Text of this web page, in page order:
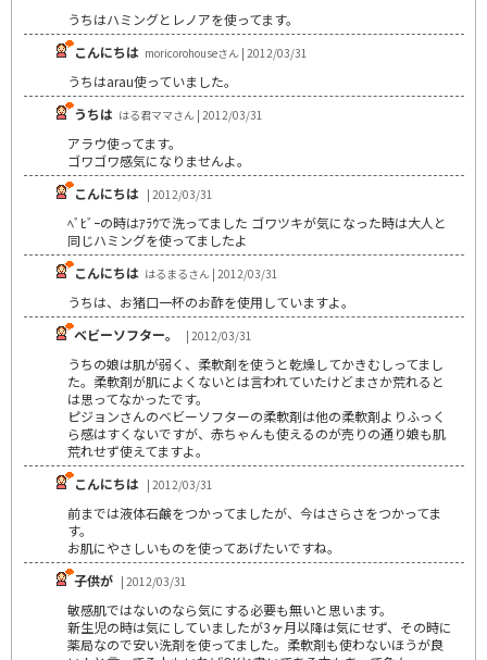
うちはハミングとレノアを使ってます。
こんにちは moricorohouseさん | 2012/03/31
うちはarau使っていました。
うちは はる君ママさん | 2012/03/31
アラウ使ってます。
ゴワゴワ感気になりませんよ。
こんにちは | 2012/03/31
ﾍﾞﾋﾞｰの時はｱﾗｳで洗ってました ゴワツキが気になった時は大人と
同じハミングを使ってましたよ
こんにちは はるまるさん | 2012/03/31
うちは、お猪口一杯のお酢を使用していますよ。
ベビーソフター。
| 2012/03/31
うちの娘は肌が弱く、柔軟剤を使うと乾燥してかきむしってまし
た。柔軟剤が肌によくないとは言われていたけどまさか荒れると
は思ってなかったです。
ピジョンさんのベビーソフターの柔軟剤は他の柔軟剤よりふっく
ら感はすくないですが、赤ちゃんも使えるのが売りの通り娘も肌
荒れせず使えてますよ。
こんにちは | 2012/03/31
前までは液体石鹸をつかってましたが、今はさらさをつかってま
す。
お肌にやさしいものを使ってあげたいですね。
子供が | 2012/03/31
敏感肌ではないのなら気にする必要も無いと思います。
新生児の時は気にしていましたが3ヶ月以降は気にせず、その時に
薬局なので安い洗剤を使ってました。柔軟剤も使わないほうが良